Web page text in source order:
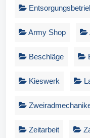
Army Shop
Beschläge
Kieswerk
Zeitarbeit